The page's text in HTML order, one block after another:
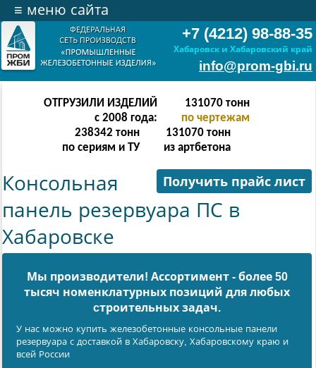
+7 (4212) 98-88-35
Хабаровск и Хабаровский край
info@prom-gbi.ru
≡ меню сайта
ОТГРУЗИЛИ ИЗДЕЛИЙ
с 2008 года:
262142тонн
по чертежам
238342 тонн
по сериям и ТУ
262142 тонн
из артбетона
Получить прайс лист
Консольная
панель резервуара ПС в
Хабаровске
Мы производители! Ассортимент - более 50
тысяч номенклатурных позиций для любых
cтроительных задач.
У нас можно купить железобетонные консольные панели
резервуара с доставкой в Хабаровску, Хабаровскому краю и
всей России